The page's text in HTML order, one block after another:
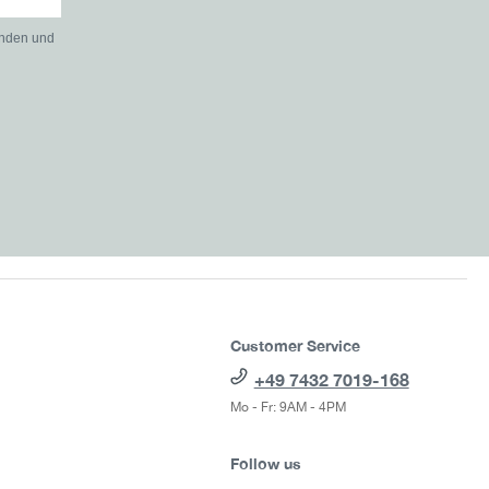
und
Customer Service
+49 7432 7019-168
Mo - Fr: 9AM - 4PM
Follow us